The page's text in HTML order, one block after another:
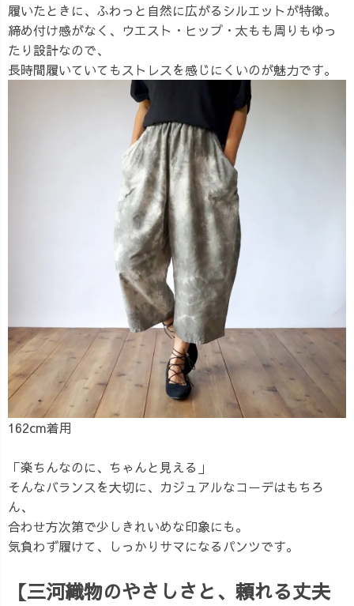
履いたときに、ふわっと自然に広がるシルエットが特徴。
締め付け感がなく、ウエスト・ヒップ・太もも周りもゆっ
たり設計なので、
長時間履いていてもストレスを感じにくいのが魅力です。
162cm着用
「楽ちんなのに、ちゃんと見える」
そんなバランスを大切に、カジュアルなコーデはもちろ
ん、
合わせ方次第で少しきれいめな印象にも。
気負わず履けて、しっかりサマになるパンツです。
【三河織物のやさしさと、頼れる丈夫